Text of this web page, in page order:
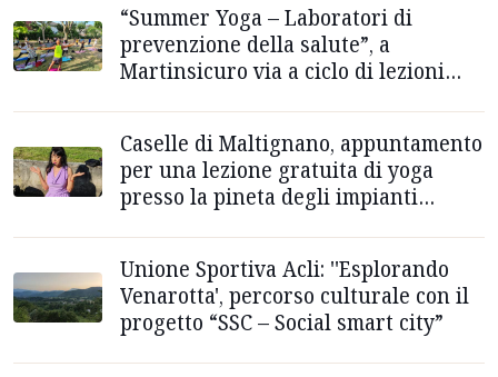
“Summer Yoga – Laboratori di
prevenzione della salute”, a
Martinsicuro via a ciclo di lezioni
Caselle di Maltignano, appuntamento
per una lezione gratuita di yoga
presso la pineta degli impianti
Unione Sportiva Acli: ''Esplorando
Venarotta', percorso culturale con il
progetto “SSC – Social smart city”